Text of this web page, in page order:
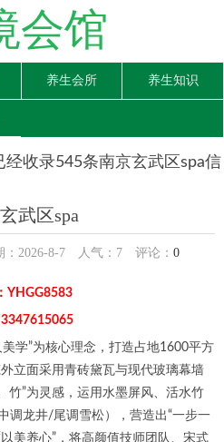
会馆
养生会所 养生知识
收录545条南京玄武区spa信
武区spa
2026-8-7 人气： 7评论： 0
YHGG8583
学”为核心理念，打造占地1600平方
立面采用青砖黛瓦与现代玻璃幕墙
竹”为灵感，运用水墨屏风、活水竹
调龙井/尾调雪松），营造出“一步一
美养心”，将高颜值技师团队、宋式